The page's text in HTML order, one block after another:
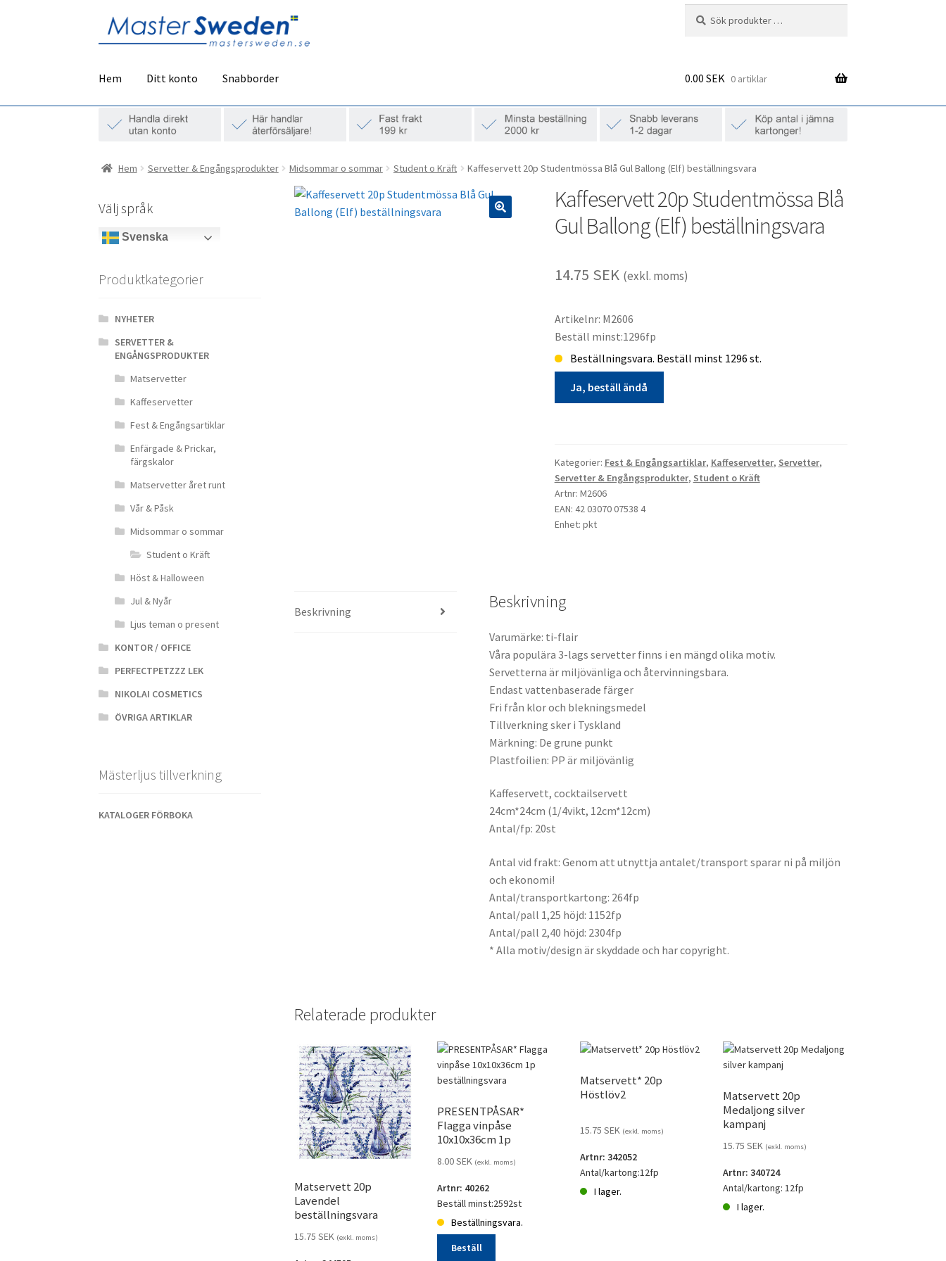
till
navigering
till
innehåll
efter:
Hem Ditt konto Snabborder 0.00 SEK 0 artiklar
Hem Servetter & Engångsprodukter Midsommar o sommar Student o Kräft Kaffeservett 20p Studentmössa Blå Gul Ballong (Elf) beställningsvara
Kaffeservett 20p Studentmössa Blå
Gul Ballong (Elf) beställningsvara
14.75 SEK (exkl. moms)
Artikelnr: M2606
Beställ minst:1296fp
Beställningsvara. Beställ minst 1296 st.
Ja, beställ ändå
Studentmössa
Blå
Gul
Ballong
(Elf)
Kategorier: Fest & Engångsartiklar, Kaffeservetter, Servetter,
Servetter & Engångsprodukter, Student o Kräft
Artnr: M2606
EAN: 42 03070 07538 4
Enhet: pkt
Beskrivning Beskrivning
Varumärke: ti-flair
Våra populära 3-lags servetter finns i en mängd olika motiv.
Servetterna är miljövänliga och återvinningsbara.
Endast vattenbaserade färger
Fri från klor och blekningsmedel
Tillverkning sker i Tyskland
Märkning: De grune punkt
Plastfoilien: PP är miljövänlig
Kaffeservett, cocktailservett
24cm*24cm (1/4vikt, 12cm*12cm)
Antal/fp: 20st
Antal vid frakt: Genom att utnyttja antalet/transport sparar ni på miljön
och ekonomi!
Antal/transportkartong: 264fp
Antal/pall 1,25 höjd: 1152fp
Antal/pall 2,40 höjd: 2304fp
* Alla motiv/design är skyddade och har copyright.
Relaterade produkter
Matservett 20p
Lavendel
beställningsvara
15.75 SEK (exkl. moms)
PRESENTPÅSAR*
Flagga vinpåse
10x10x36cm 1p
8.00SEK (exkl. moms)
Artnr: 40262
Beställ minst:2592st
Beställningsvara.
Beställ
Matservett* 20p
Höstlöv2
15.75SEK (exkl. moms)
Artnr: 342052
Antal/kartong:12fp
I lager.
Matservett 20p
Medaljong silver
kampanj
15.75SEK (exkl. moms)
Artnr: 340724
Antal/kartong: 12fp
I lager.
Välj språk
Svenska
Produktkategorier
NYHETER
SERVETTER &
ENGÅNGSPRODUKTER
Matservetter
Kaffeservetter
Fest & Engångsartiklar
Enfärgade & Prickar,
färgskalor
Matservetter året runt
Vår & Påsk
Midsommar o sommar
Student o Kräft
Höst & Halloween
Jul & Nyår
Ljus teman o present
KONTOR / OFFICE
PERFECTPETZZZ LEK
NIKOLAI COSMETICS
ÖVRIGA ARTIKLAR
Mästerljus tillverkning
KATALOGER FÖRBOKA